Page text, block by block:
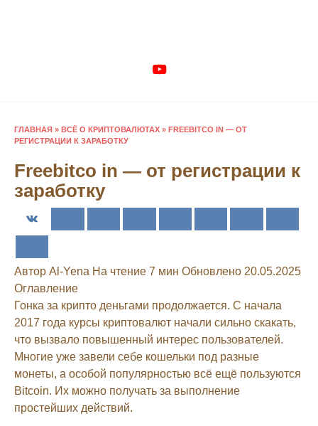
ГЛАВНАЯ » ВСЁ О КРИПТОВАЛЮТАХ » FREEBITCO IN — ОТ
РЕГИСТРАЦИИ К ЗАРАБОТКУ
Freebitco in — от регистрации к
заработку
Автор Al-Yena На чтение 7 мин Обновлено 20.05.2025
Оглавление
Гонка за крипто деньгами продолжается. С начала
2017 года курсы криптовалют начали сильно скакать,
что вызвало повышенный интерес пользователей.
Многие уже завели себе кошельки под разные
монеты, а особой популярностью всё ещё пользуются
Bitcoin. Их можно получать за выполнение
простейших действий.